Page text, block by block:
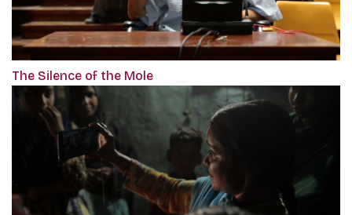
The Silence of the Mole